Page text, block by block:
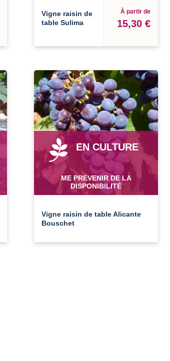
Vigne raisin de
table Sulima
À partir de
15,30 €
EN CULTURE
ME PRÉVENIR DE LA
DISPONIBILITÉ
Vigne raisin de table Alicante
Bouschet